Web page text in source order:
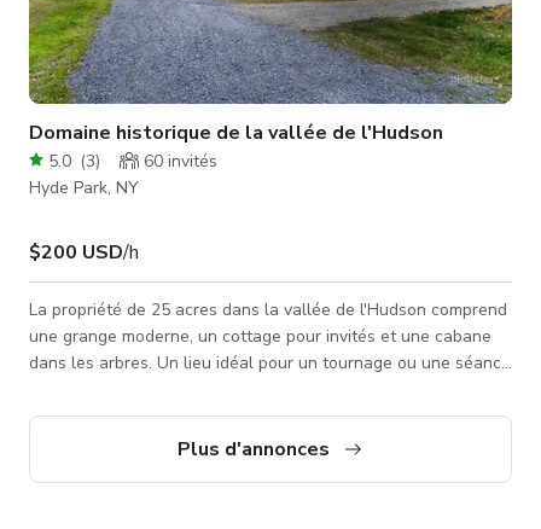
Domaine historique de la vallée de l'Hudson
5.0 (3) 60 invités
Hyde Park, NY
$200 USD/h
La propriété de 25 acres dans la vallée de l'Hudson comprend
une grange moderne, un cottage pour invités et une cabane
dans les arbres. Un lieu idéal pour un tournage ou une séance
inclut l'usage exclusif de la propriété incluant les trois
espaces, l'accès aux sentiers de randonnée, une aire de jeux
Plus d'annonces